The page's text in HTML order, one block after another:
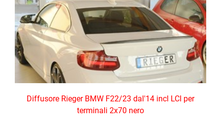
Diffusore Rieger BMW F22/23 dal'14 incl LCI per
terminali 2x70 nero